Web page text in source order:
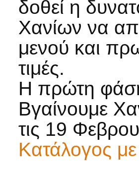
δοθεί η
Χανίων να
μενού και
τιμές.
Η πρώτη
Βγαίνουμε
τις 19
Κατάλογος με